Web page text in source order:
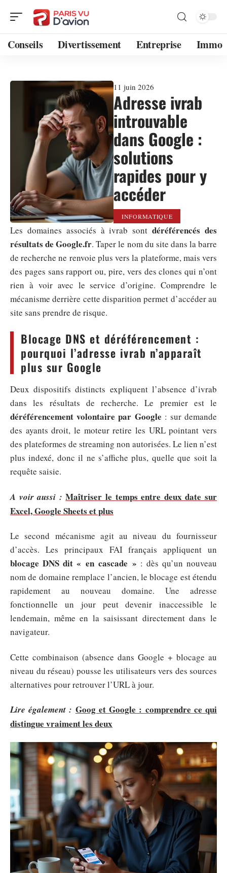
Conseils Divertissement Entreprise Immo
11 juin 2026
Adresse ivrab
introuvable
dans Google :
solutions
rapides pour y
accéder
INFORMATIQUE
Les domaines associés à ivrab sontdéréférencés des
résultats de Google.fr. Taper le nom du site dans la barre
de recherche ne renvoie plus vers la plateforme, mais vers
des pages sans rapport ou, pire, vers des clones qui n’ont
rien à voir avec le service d’origine. Comprendre le
mécanisme derrière cette disparition permet d’accéder au
site sans prendre de risque.
Blocage DNS et déréférencement :
pourquoi l’adresse ivrab n’apparaît
plus sur Google
Deux dispositifs distincts expliquent l’absence d’ivrab
dans les résultats de recherche. Le premier est le
déréférencement volontaire par Google : sur demande
des ayants droit, le moteur retire les URL pointant vers
des plateformes de streaming non autorisées. Le lien n’est
plus indexé, donc il ne s’affiche plus, quelle que soit la
requête saisie.
A voir aussi : Maîtriser le temps entre deux date sur
Excel, Google Sheets et plus
Le second mécanisme agit au niveau du fournisseur
d’accès. Les principaux FAI français appliquent un
blocage DNS dit « en cascade » : dès qu’un nouveau
nom de domaine remplace l’ancien, le blocage est étendu
rapidement au nouveau domaine. Une adresse
fonctionnelle un jour peut devenir inaccessible le
lendemain, même en la saisissant directement dans le
navigateur.
Cette combinaison (absence dans Google + blocage au
niveau du réseau) pousse les utilisateurs vers des sources
alternatives pour retrouver l’URL à jour.
Lire également : Goog et Google : comprendre ce qui
distingue vraiment les deux